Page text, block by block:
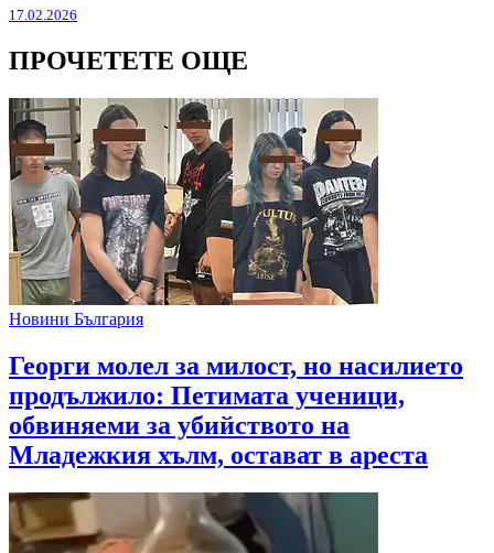
17.02.2026
ПРОЧЕТЕТЕ ОЩЕ
Новини България
Георги молел за милост, но насилието
продължило: Петимата ученици,
обвиняеми за убийството на
Младежкия хълм, остават в ареста